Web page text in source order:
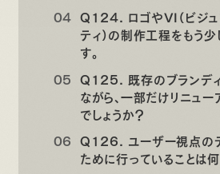
Q124. ロゴやVI（ビジュ
ティ）の制作工程をもう
す。
Q125. 既存のブランデ
ながら、一部だけリニュ
でしょうか？
Q126. ユーザー視点の
ために行っていることは